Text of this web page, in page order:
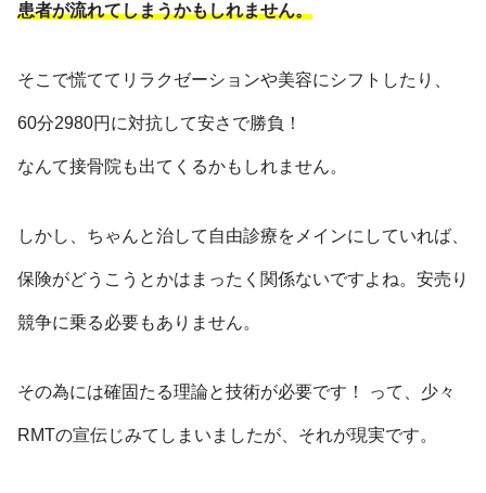
患者が流れてしまうかもしれません。
そこで慌ててリラクゼーションや美容にシフトしたり、
60分2980円に対抗して安さで勝負！
なんて接骨院も出てくるかもしれません。
しかし、ちゃんと治して自由診療をメインにしていれば、
保険がどうこうとかはまったく関係ないですよね。安売り
競争に乗る必要もありません。
その為には確固たる理論と技術が必要です！ って、少々
RMTの宣伝じみてしまいましたが、それが現実です。